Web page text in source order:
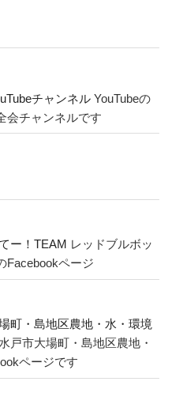
チャンネル YouTubeの
会チャンネルです
ー！TEAM レッドブルボッ
Facebookページ
町・島地区農地・水・環境
戸市大場町・島地区農地・
ページです